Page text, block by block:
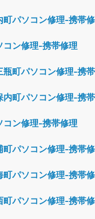
町パソコン修理-携帯
コン修理-携帯修理
瓶町パソコン修理-携
内町パソコン修理-携
コン修理-携帯修理
町パソコン修理-携帯
町パソコン修理-携帯
町パソコン修理-携帯